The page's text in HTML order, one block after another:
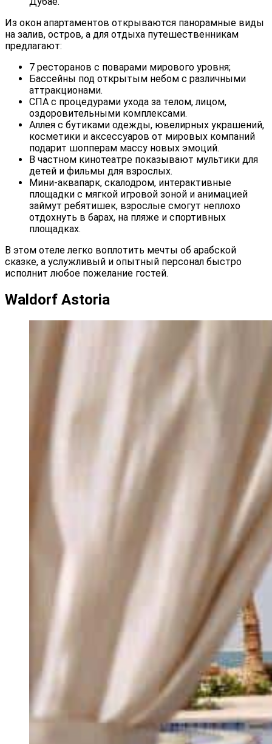
Из окон апартаментов открываются панорамные виды
на залив, остров, а для отдыха путешественникам
предлагают:
7 ресторанов с поварами мирового уровня;
Бассейны под открытым небом с различными
аттракционами.
СПА с процедурами ухода за телом, лицом,
оздоровительными комплексами.
Аллея с бутиками одежды, ювелирных украшений,
косметики и аксессуаров от мировых компаний
подарит шопперам массу новых эмоций.
В частном кинотеатре показывают мультики для
детей и фильмы для взрослых.
Мини-аквапарк, скалодром, интерактивные
площадки с мягкой игровой зоной и анимацией
займут ребятишек, взрослые смогут неплохо
отдохнуть в барах, на пляже и спортивных
площадках.
В этом отеле легко воплотить мечты об арабской
сказке, а услужливый и опытный персонал быстро
исполнит любое пожелание гостей.
Waldorf Astoria